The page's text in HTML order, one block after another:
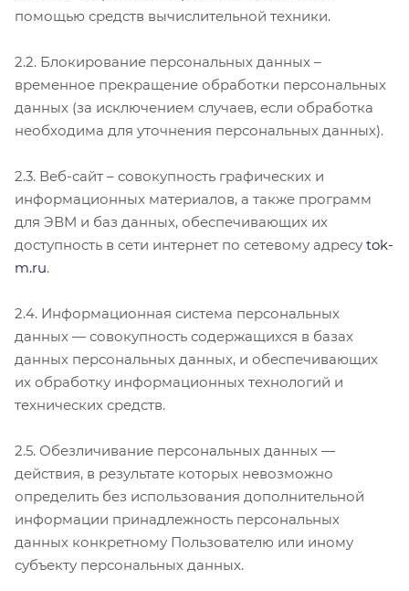
помощью средств вычислительной техники.
2.2. Блокирование персональных данных –
временное прекращение обработки персональных
данных (за исключением случаев, если обработка
необходима для уточнения персональных данных).
2.3. Веб-сайт – совокупность графических и
информационных материалов, а также программ
для ЭВМ и баз данных, обеспечивающих их
доступность в сети интернет по сетевому адресу tok-
m.ru.
2.4. Информационная система персональных
данных — совокупность содержащихся в базах
данных персональных данных, и обеспечивающих
их обработку информационных технологий и
технических средств.
2.5. Обезличивание персональных данных —
действия, в результате которых невозможно
определить без использования дополнительной
информации принадлежность персональных
данных конкретному Пользователю или иному
субъекту персональных данных.